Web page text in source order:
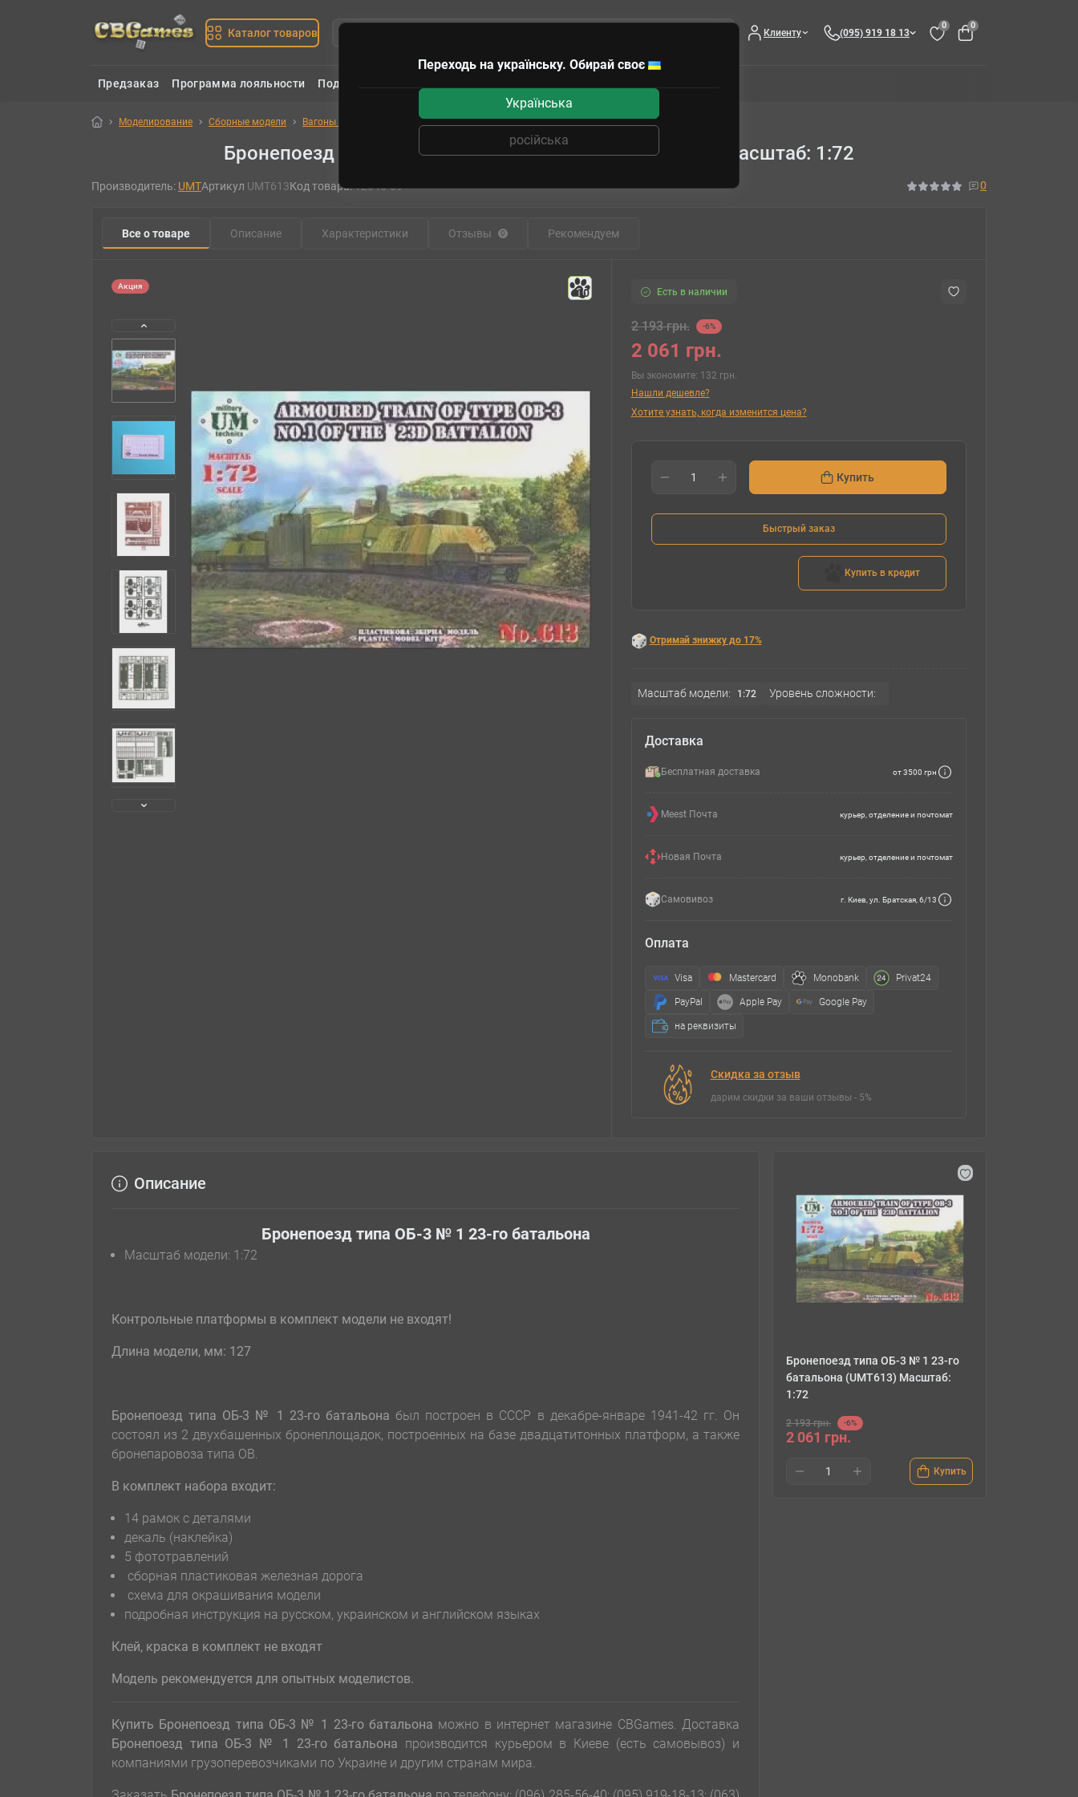
Каталог товаров Клиенту (095) 919 18 13
0 0
Предзаказ Программа лояльности Подарочные сертификаты
Моделирование Сборные модели Вагоны и поезда Бронепоезд типа ОБ-3 № 1 23-го батальона (UMT613) Масштаб: 1:72
Бронепоезд типа ОБ-3 № 1 23-го батальона (UMT613) Масштаб: 1:72
Производитель: UMTАртикул UMT613Код товара:12645-09 0
Все о товаре Описание Характеристики Отзывы 0 Рекомендуем
Акция
10 Есть в наличии
2 193 грн. -6%
2 061 грн.
Вы экономите: 132 грн.
Нашли дешевле?
Хотите узнать, когда изменится цена?
Купить
Быстрый заказ
Купить в кредит
Отримай знижку до 17%
Масштаб модели: 1:72 Уровень сложности:
Доставка
Бесплатная доставка от 3500 грн
Meest Почта курьер, отделение и почтомат
Новая Почта курьер, отделение и почтомат
Самовивоз г. Киев, ул. Братская, 6/13
Оплата
Visa Mastercard Monobank Privat24
PayPal Apple Pay Google Pay
на реквизиты
Скидка за отзыв
дарим скидки за ваши отзывы - 5%
Бронепоезд типа ОБ-3 № 1 23-го
батальона (UMT613) Масштаб:
1:72
2 193 грн. -6%
2 061 грн.
Купить
Описание
Бронепоезд типа ОБ-3 № 1 23-го батальона
Масштаб модели: 1:72
Контрольные платформы в комплект модели не входят!
Длина модели, мм: 127
Бронепоезд типа ОБ-3 № 1 23-го батальона был построен в СССР в декабре-январе 1941-42 гг. Он
состоял из 2 двухбашенных бронеплощадок, построенных на базе двадцатитонных платформ, а также
бронепаровоза типа ОВ.
В комплект набора входит:
14 рамок с деталями
декаль (наклейка)
5 фототравлений
сборная пластиковая железная дорога
схема для окрашивания модели
подробная инструкция на русском, украинском и английском языках
Клей, краска в комплект не входят
Модель рекомендуется для опытных моделистов.
Купить Бронепоезд типа ОБ-3 № 1 23-го батальона можно в интернет магазине CBGames. Доставка
Бронепоезд типа ОБ-3 № 1 23-го батальона производится курьером в Киеве (есть самовывоз) и
компаниями грузоперевозчиками по Украине и другим странам мира.
Переходь на українську. Обирай своє
Українська
російська